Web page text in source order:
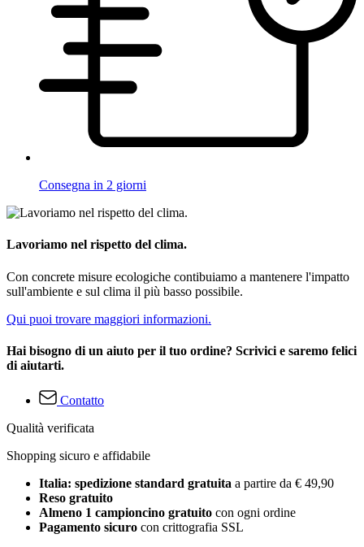
Consegna in 2 giorni
Lavoriamo nel rispetto del clima.
Con concrete misure ecologiche contibuiamo a mantenere l'impatto
sull'ambiente e sul clima il più basso possibile.
Qui puoi trovare maggiori informazioni.
Hai bisogno di un aiuto per il tuo ordine? Scrivici e saremo felici
di aiutarti.
Contatto
Qualità verificata
Shopping sicuro e affidabile
Italia: spedizione standard gratuita a partire da € 49,90
Reso gratuito
Almeno 1 campioncino gratuito con ogni ordine
Pagamento sicuro con crittografia SSL